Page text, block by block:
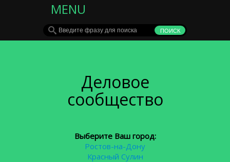
MENU
Деловое
сообщество
Выберите Ваш город:
Ростов-на-Дону
Красный Сулин